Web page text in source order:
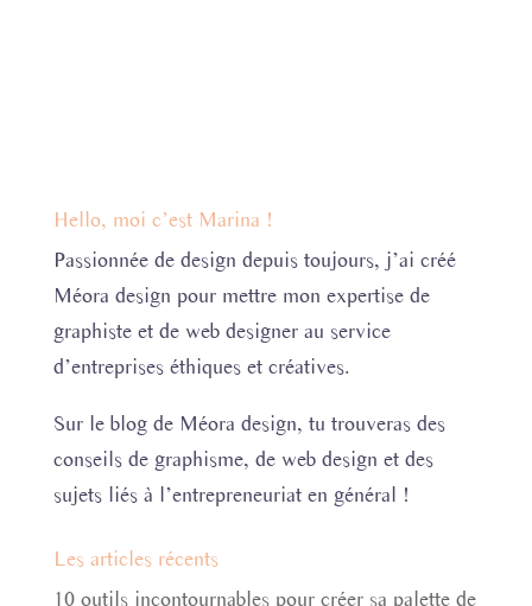
Hello, moi c’est Marina !
Passionnée de design depuis toujours, j’ai créé
Méora design pour mettre mon expertise de
graphiste et de web designer au service
d’entreprises éthiques et créatives.
Sur le blog de Méora design, tu trouveras des
conseils de graphisme, de web design et des
sujets liés à l’entrepreneuriat en général !
Les articles récents
10 outils incontournables pour créer sa palette de